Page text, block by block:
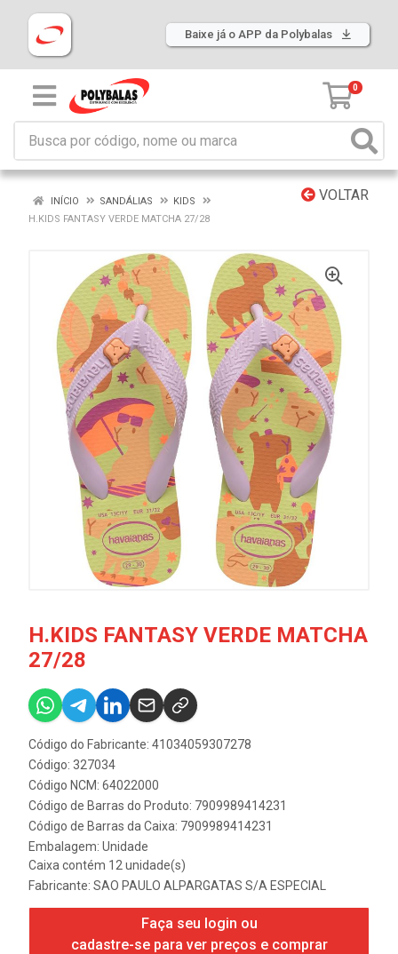
Baixe já o APP da Polybalas
0
VOLTAR
INÍCIO SANDÁLIAS
KIDS
H.KIDS FANTASY VERDE MATCHA 27/28
H.KIDS FANTASY VERDE MATCHA
27/28
Código do Fabricante: 41034059307278
Código: 327034
Código NCM: 64022000
Código de Barras do Produto: 7909989414231
Código de Barras da Caixa: 7909989414231
Embalagem: Unidade
Caixa contém 12 unidade(s)
Fabricante: SAO PAULO ALPARGATAS S/A ESPECIAL
Faça seu login ou
cadastre-se para ver preços e comprar